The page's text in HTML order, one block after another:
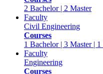
2 Bachelor | 2 Master
Faculty
Civil Engineering
Courses
1 Bachelor | 3 Master |
Faculty
Engineering
Courses